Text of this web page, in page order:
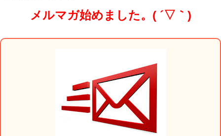
メルマガ始めました。( ´▽｀)